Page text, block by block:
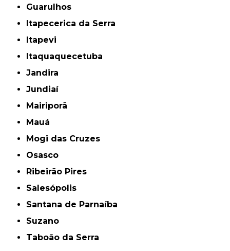
Guarulhos
Itapecerica da Serra
Itapevi
Itaquaquecetuba
Jandira
Jundiaí
Mairiporã
Mauá
Mogi das Cruzes
Osasco
Ribeirão Pires
Salesópolis
Santana de Parnaíba
Suzano
Taboão da Serra